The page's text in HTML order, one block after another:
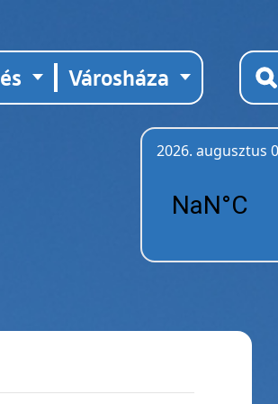
Városháza
2026. augusztus